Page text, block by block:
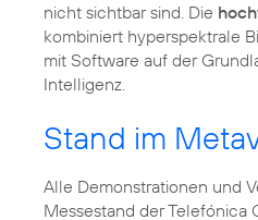
nicht sichtbar sind. Die
kombiniert hyperspektrale
mit Software auf der
Intelligenz.
Stand im
Alle Demonstrationen und
Messestand der Telefónica